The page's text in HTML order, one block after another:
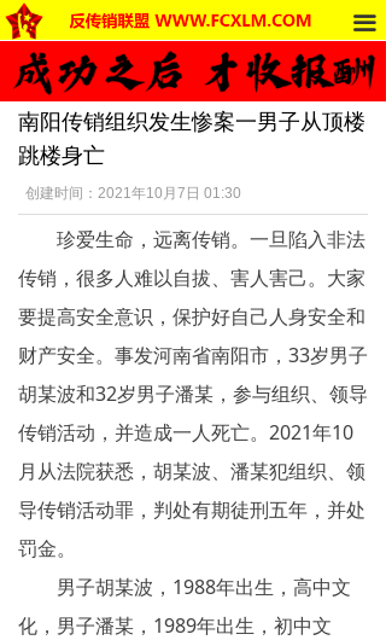
끀
首页
法律法规
反传销动态
受害者讲述
反传销杂谈
死人事件
传销的种类
南派传销
北派传销
精神传销
南阳传销组织发生惨案一男子从顶楼
跳楼身亡
创建时间： 2021年10月7日 01:30
珍爱生命，远离传销。一旦陷入非法
传销，很多人难以自拔、害人害己。大家
要提高安全意识，保护好自己人身安全和
财产安全。事发河南省南阳市，33岁男子
胡某波和32岁男子潘某，参与组织、领导
传销活动，并造成一人死亡。2021年10
月从法院获悉，胡某波、潘某犯组织、领
导传销活动罪，判处有期徒刑五年，并处
罚金。
男子胡某波，1988年出生，高中文
化，男子潘某，1989年出生，初中文